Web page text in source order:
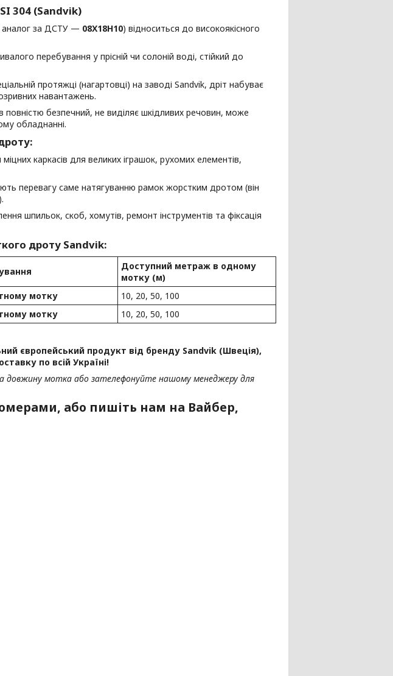
304 (Sandvik)
аналог за ДСТУ — 08Х18Н10) відноситься до високоякісного
перебування у прісній чи солоній воді, стійкий до
протяжці (нагартовці) на заводі Sandvik, дріт набуває
навантажень.
повністю безпечний, не виділяє шкідливих речовин, може
обладнанні.
каркасів для великих іграшок, рухомих елементів,
перевагу саме натягуванню рамок жорстким дротом (він
шпильок, скоб, хомутів, ремонт інструментів та фіксація
дроту Sandvik:
Доступний метраж в одному
мотку (м)
мотку
10, 20, 50, 100
мотку 10, 20, 50, 100
європейський продукт від бренду Sandvik (Швеція),
по всій Україні!
довжину мотка або зателефонуйте нашому менеджеру для
або пишіть нам на Вайбер,